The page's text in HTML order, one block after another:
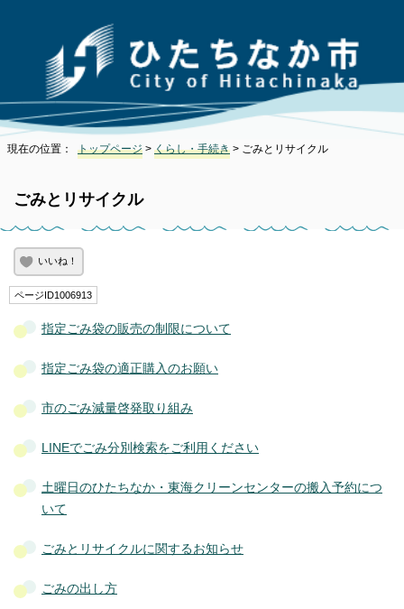
現在の位置： トップページ > くらし・手続き > ごみとリサイクル
ごみとリサイクル
いいね！
ページID1006913
指定ごみ袋の販売の制限について
指定ごみ袋の適正購入のお願い
市のごみ減量啓発取り組み
LINEでごみ分別検索をご利用ください
土曜日のひたちなか・東海クリーンセンターの搬入予約につ
いて
ごみとリサイクルに関するお知らせ
ごみの出し方